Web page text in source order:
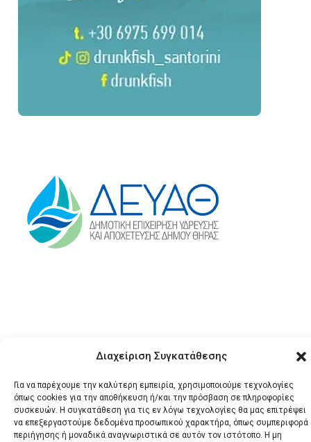
Διαχείριση Συγκατάθεσης
Για να παρέχουμε την καλύτερη εμπειρία, χρησιμοποιούμε τεχνολογίες
όπως cookies για την αποθήκευση ή/και την πρόσβαση σε πληροφορίες
συσκευών. Η συγκατάθεση για τις εν λόγω τεχνολογίες θα μας επιτρέψει
να επεξεργαστούμε δεδομένα προσωπικού χαρακτήρα, όπως συμπεριφορά
περιήγησης ή μοναδικά αναγνωριστικά σε αυτόν τον ιστότοπο. Η μη
τα δικαιώματα
κατοχυρωμένα.